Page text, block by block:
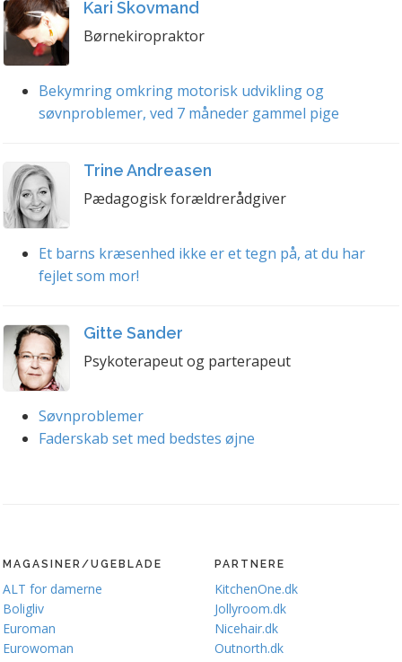
Kari Skovmand
Børnekiropraktor
Bekymring omkring motorisk udvikling og
søvnproblemer, ved 7 måneder gammel pige
Trine Andreasen
Pædagogisk forældrerådgiver
Et barns kræsenhed ikke er et tegn på, at du har
fejlet som mor!
Gitte Sander
Psykoterapeut og parterapeut
Søvnproblemer
Faderskab set med bedstes øjne
MAGASINER/UGEBLADE
ALT for damerne
Boligliv
Euroman
Eurowoman
PARTNERE
KitchenOne.dk
Jollyroom.dk
Nicehair.dk
Outnorth.dk